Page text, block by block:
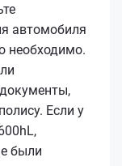
автомобиля
необходимо.
документы,
Если у
были